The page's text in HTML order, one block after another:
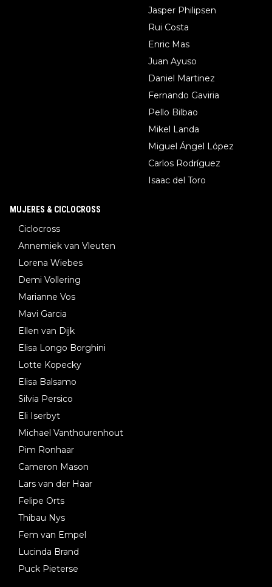
Jasper Philipsen
Rui Costa
Enric Mas
Juan Ayuso
Daniel Martinez
Fernando Gaviria
Pello Bilbao
Mikel Landa
Miguel Ángel López
Carlos Rodríguez
Isaac del Toro
MUJERES & CICLOCROSS
Ciclocross
Annemiek van Vleuten
Lorena Wiebes
Demi Vollering
Marianne Vos
Mavi Garcia
Ellen van Dijk
Elisa Longo Borghini
Lotte Kopecky
Elisa Balsamo
Silvia Persico
Eli Iserbyt
Michael Vanthourenhout
Pim Ronhaar
Cameron Mason
Lars van der Haar
Felipe Orts
Thibau Nys
Fem van Empel
Lucinda Brand
Puck Pieterse